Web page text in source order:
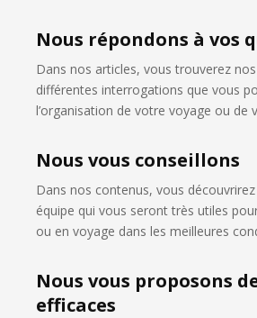
Nous répondons à vos
Dans nos articles, vous trouverez
différentes interrogations que vous
l’organisation de votre voyage ou de
Nous vous conseillons
Dans nos contenus, vous
équipe qui vous seront très utiles
ou en voyage dans les meilleures
Nous vous proposons
efficaces